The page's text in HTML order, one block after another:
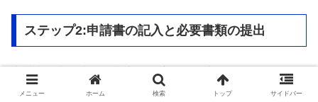
ステップ2:申請書の記入と必要書類の提出
申請書に必要事項を記入し、窓口に提出します。ケースワ
ーカーが記入をサポートしてくれますので、わからない箇
メニュー ホーム 検索 トップ サイドバー